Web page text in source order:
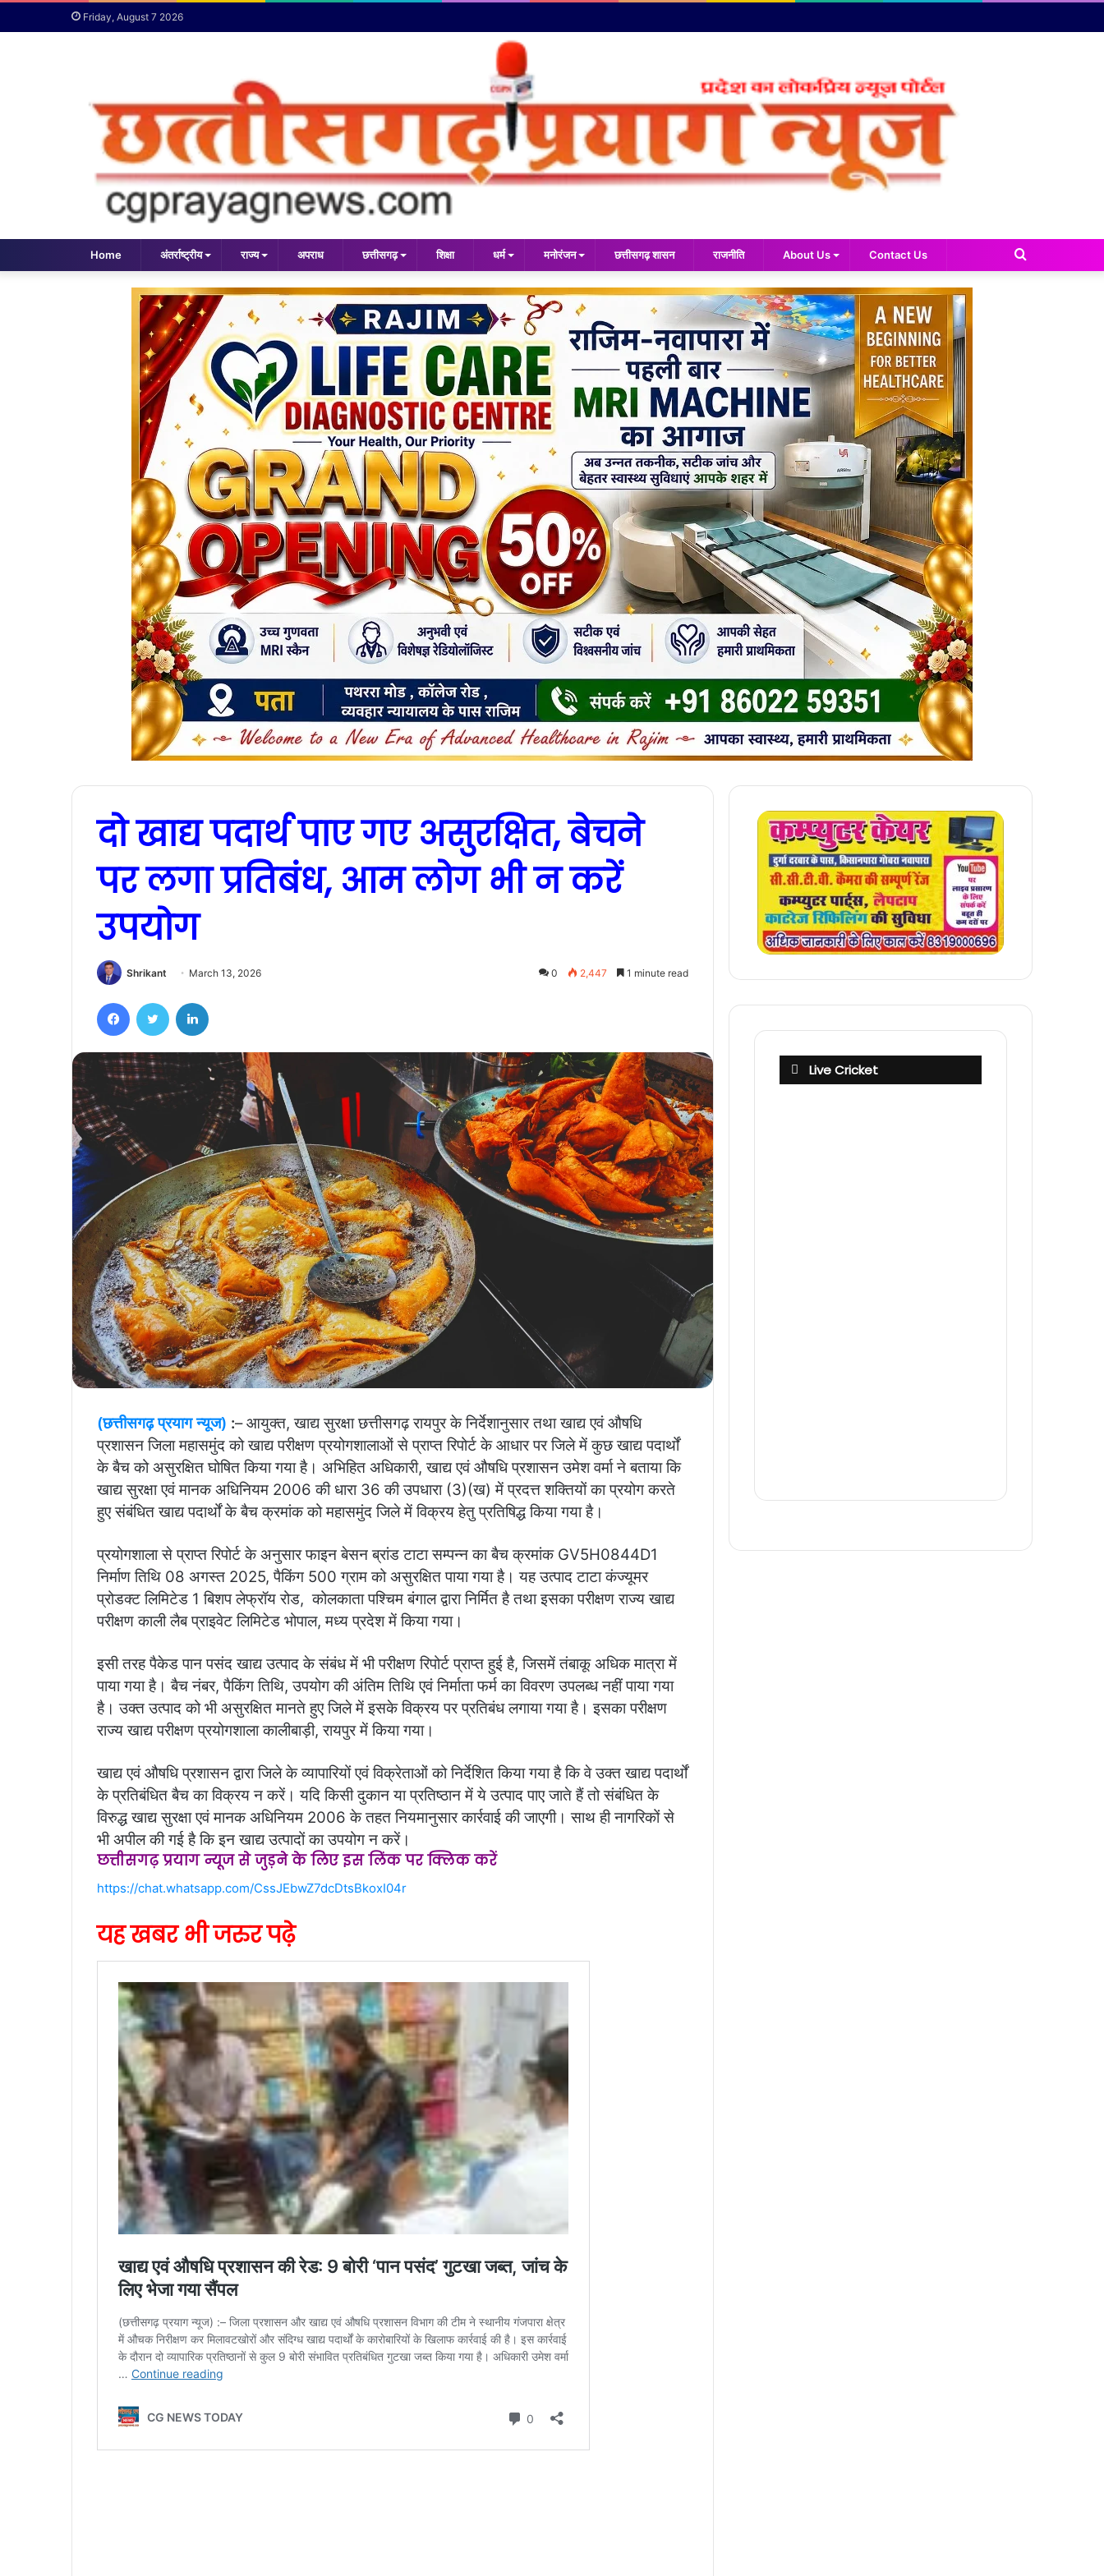
Friday, August 7 2026
Home अंतर्राष्ट्रीय राज्य अपराध छत्तीसगढ़ शिक्षा धर्म मनोरंजन छत्तीसगढ़ शासन राजनीति About Us Contact Us
Search
दो खाद्य पदार्थ पाए गए असुरक्षित, बेचने
पर लगा प्रतिबंध, आम लोग भी न करें
उपयोग
Shrikant March 13, 2026 0 2,447 1 minute read
(छत्तीसगढ़ प्रयाग न्यूज) :– आयुक्त, खाद्य सुरक्षा छत्तीसगढ़ रायपुर के निर्देशानुसार तथा खाद्य एवं औषधि
प्रशासन जिला महासमुंद को खाद्य परीक्षण प्रयोगशालाओं से प्राप्त रिपोर्ट के आधार पर जिले में कुछ खाद्य पदार्थों
के बैच को असुरक्षित घोषित किया गया है। अभिहित अधिकारी, खाद्य एवं औषधि प्रशासन उमेश वर्मा ने बताया कि
खाद्य सुरक्षा एवं मानक अधिनियम 2006 की धारा 36 की उपधारा (3)(ख) में प्रदत्त शक्तियों का प्रयोग करते
हुए संबंधित खाद्य पदार्थों के बैच क्रमांक को महासमुंद जिले में विक्रय हेतु प्रतिषिद्ध किया गया है।
प्रयोगशाला से प्राप्त रिपोर्ट के अनुसार फाइन बेसन ब्रांड टाटा सम्पन्न का बैच क्रमांक GV5H0844D1
निर्माण तिथि 08 अगस्त 2025, पैकिंग 500 ग्राम को असुरक्षित पाया गया है।यह उत्पाद टाटा कंज्यूमर
प्रोडक्ट लिमिटेड 1 बिशप लेफ्रॉय रोड, कोलकाता पश्चिम बंगाल द्वारा निर्मित है तथा इसका परीक्षण राज्य खाद्य
परीक्षण काली लैब प्राइवेट लिमिटेड भोपाल, मध्य प्रदेश में किया गया।
इसी तरह पैकेड पान पसंद खाद्य उत्पाद के संबंध में भी परीक्षण रिपोर्ट प्राप्त हुई है, जिसमें तंबाकू अधिक मात्रा में
पाया गया है। बैच नंबर, पैकिंग तिथि, उपयोग की अंतिम तिथि एवं निर्माता फर्म का विवरण उपलब्ध नहीं पाया गया
है। उक्त उत्पाद को भी असुरक्षित मानते हुए जिले में इसके विक्रय पर प्रतिबंध लगाया गया है। इसका परीक्षण
राज्य खाद्य परीक्षण प्रयोगशाला कालीबाड़ी, रायपुर में किया गया।
खाद्य एवं औषधि प्रशासन द्वारा जिले के व्यापारियों एवं विक्रेताओं को निर्देशित किया गया है कि वे उक्त खाद्य पदार्थों
के प्रतिबंधित बैच का विक्रय न करें। यदि किसी दुकान या प्रतिष्ठान में ये उत्पाद पाए जाते हैं तो संबंधित के
विरुद्ध खाद्य सुरक्षा एवं मानक अधिनियम 2006 के तहत नियमानुसार कार्रवाई की जाएगी। साथ ही नागरिकों से
भी अपील की गई है कि इन खाद्य उत्पादों का उपयोग न करें।
छत्तीसगढ़ प्रयाग न्यूज से जुड़ने के लिए इस लिंक पर क्लिक करें
https://chat.whatsapp.com/CssJEbwZ7dcDtsBkoxI04r
यह खबर भी जरुर पढ़े
Live Cricket